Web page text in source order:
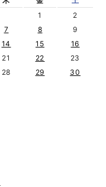
1
2
7 8
9
14 15
16
21 22
23
28 29
30